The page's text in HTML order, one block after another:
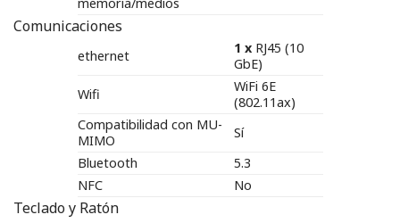
Comunicaciones
ethernet 1 x RJ45 (10
GbE)
Wifi
WiFi 6E
(802.11ax)
Compatibilidad con MU-
MIMO
Sí
Bluetooth
5.3
NFC
No
Teclado y Ratón